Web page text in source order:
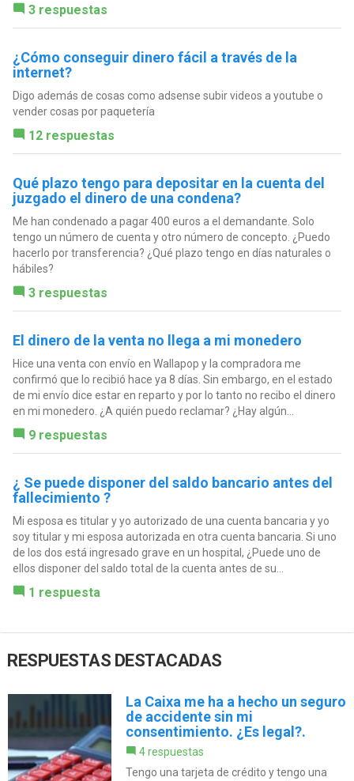
3 respuestas
¿Cómo conseguir dinero fácil a través de la
internet?
Digo además de cosas como adsense subir videos a youtube o
vender cosas por paquetería
12 respuestas
Qué plazo tengo para depositar en la cuenta del
juzgado el dinero de una condena?
Me han condenado a pagar 400 euros a el demandante. Solo
tengo un número de cuenta y otro número de concepto. ¿Puedo
hacerlo por transferencia? ¿Qué plazo tengo en días naturales o
hábiles?
3 respuestas
El dinero de la venta no llega a mi monedero
Hice una venta con envío en Wallapop y la compradora me
confirmó que lo recibió hace ya 8 días. Sin embargo, en el estado
de mi envío dice estar en reparto y por lo tanto no recibo el dinero
en mi monedero. ¿A quién puedo reclamar? ¿Hay algún...
9 respuestas
¿ Se puede disponer del saldo bancario antes del
fallecimiento ?
Mi esposa es titular y yo autorizado de una cuenta bancaria y yo
soy titular y mi esposa autorizada en otra cuenta bancaria. Si uno
de los dos está ingresado grave en un hospital, ¿Puede uno de
ellos disponer del saldo total de la cuenta antes de su...
1 respuesta
RESPUESTAS DESTACADAS
La Caixa me ha a hecho un seguro
de accidente sin mi
consentimiento. ¿Es legal?.
4 respuestas
Tengo una tarjeta de crédito y tengo una